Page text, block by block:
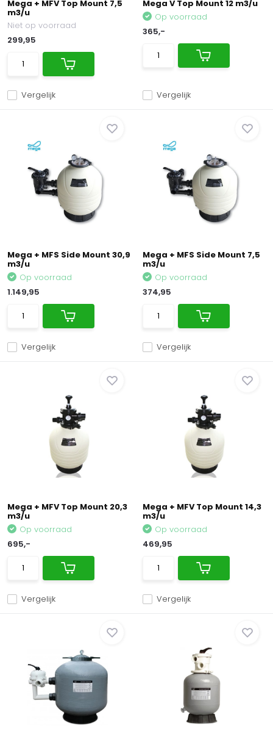
Mega + MFV Top Mount 7,5
m3/u
Vergelijk
Niet op voorraad
299,95
Mega V Top Mount 12 m3/u
Vergelijk
Op voorraad
365,-
Mega + MFS Side Mount 30,9
m3/u
Vergelijk
Op voorraad
1.149,95
Mega + MFS Side Mount 7,5
m3/u
Vergelijk
Op voorraad
374,95
Mega + MFV Top Mount 20,3
m3/u
Vergelijk
Op voorraad
695,-
Mega + MFV Top Mount 14,3
m3/u
Vergelijk
Op voorraad
469,95